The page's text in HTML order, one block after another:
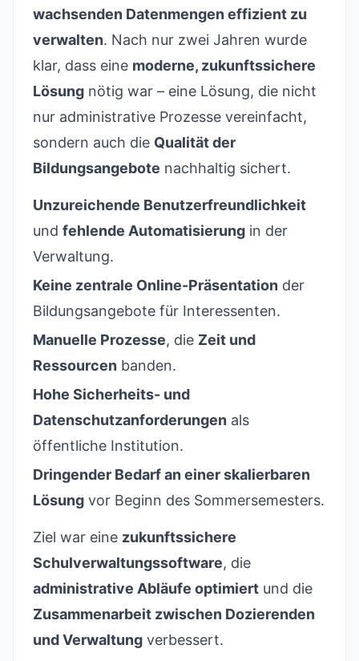
wachsenden Datenmengen effizient zu
verwalten. Nach nur zwei Jahren wurde
klar, dass eine moderne, zukunftssichere
Lösung nötig war – eine Lösung, die nicht
nur administrative Prozesse vereinfacht,
sondern auch die Qualität der
Bildungsangebote nachhaltig sichert.
Unzureichende Benutzerfreundlichkeit
und fehlende Automatisierung in der
Verwaltung.
Keine zentrale Online-Präsentation der
Bildungsangebote für Interessenten.
Manuelle Prozesse, die Zeit und
Ressourcen banden.
Hohe Sicherheits- und
Datenschutzanforderungen als
öffentliche Institution.
Dringender Bedarf an einer skalierbaren
Lösung vor Beginn des Sommersemesters.
Ziel war eine zukunftssichere
Schulverwaltungssoftware, die
administrative Abläufe optimiert und die
Zusammenarbeit zwischen Dozierenden
und Verwaltung verbessert.